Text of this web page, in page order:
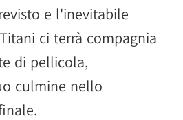
e l'inevitabile
ci terrà compagnia
di pellicola,
culmine nello